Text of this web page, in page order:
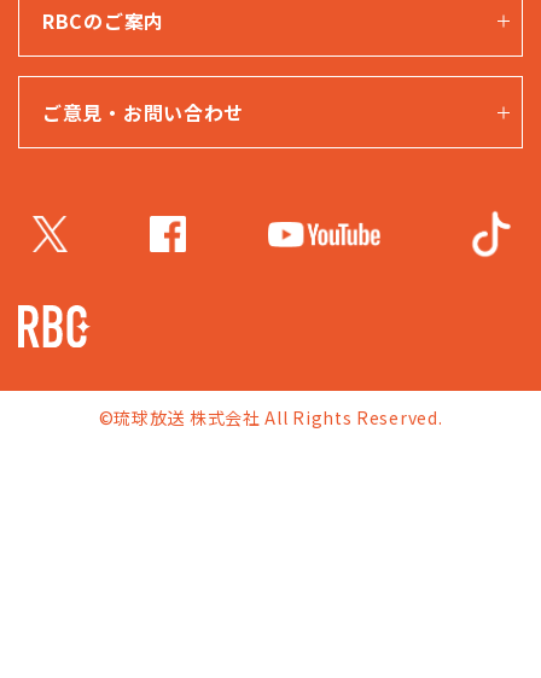
RBCのご案内
ご意見・お問い合わせ
©琉球放送 株式会社 All Rights Reserved.